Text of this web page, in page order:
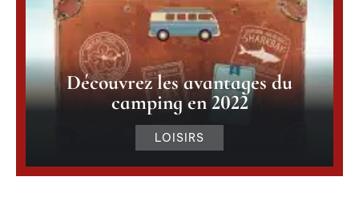
Découvrez les avantages du
camping en 2022
LOISIRS